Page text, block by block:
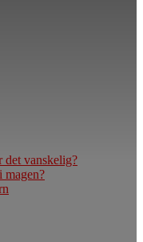
det vanskelig?
magen?